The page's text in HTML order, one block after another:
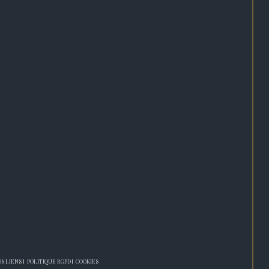
LIENS POLITIQUE RGPD COOKIES